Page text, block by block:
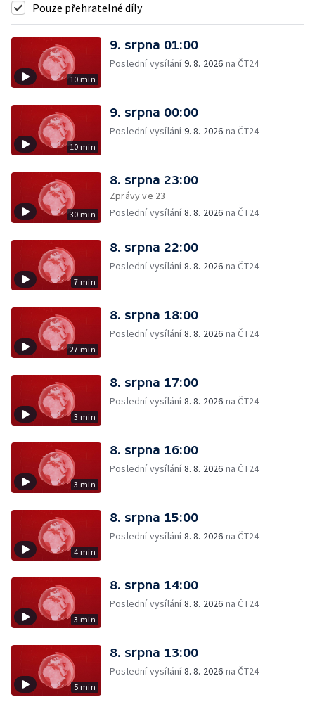
Pouze přehratelné díly
10 min
9. srpna 01:00
Poslední vysílání9. 8. 2026 na ČT24
10 min
9. srpna 00:00
Poslední vysílání9. 8. 2026 na ČT24
30 min
8. srpna 23:00
Zprávy ve 23
Poslední vysílání8. 8. 2026 na ČT24
7 min
8. srpna 22:00
Poslední vysílání8. 8. 2026 na ČT24
27 min
8. srpna 18:00
Poslední vysílání8. 8. 2026 na ČT24
3 min
8. srpna 17:00
Poslední vysílání8. 8. 2026 na ČT24
3 min
8. srpna 16:00
Poslední vysílání8. 8. 2026 na ČT24
4 min
8. srpna 15:00
Poslední vysílání8. 8. 2026 na ČT24
3 min
8. srpna 14:00
Poslední vysílání8. 8. 2026 na ČT24
5 min
8. srpna 13:00
Poslední vysílání8. 8. 2026 na ČT24